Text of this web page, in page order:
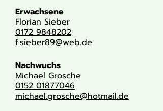
Erwachsene
Florian Sieber
0172 9848202
f.sieber89@web.de
Nachwuchs
Michael Grosche
0152 01877046
michael.grosche@hotmail.de